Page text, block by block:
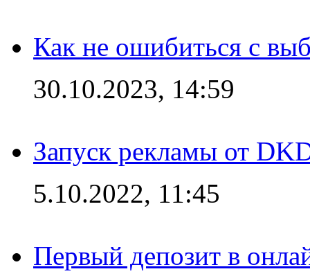
Как не ошибиться с
30.10.2023, 14:59
Запуск рекламы от
5.10.2022, 11:45
Первый депозит в